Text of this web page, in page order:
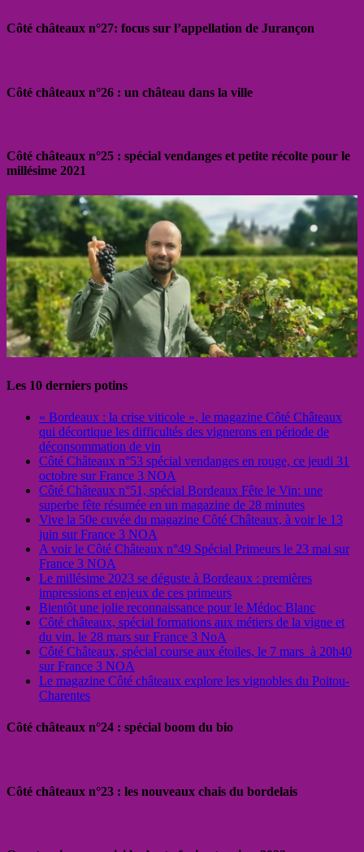
Côté châteaux n°27: focus sur l’appellation de Jurançon
Côté châteaux n°26 : un château dans la ville
Côté châteaux n°25 : spécial vendanges et petite récolte pour le
millésime 2021
Les 10 derniers potins
« Bordeaux : la crise viticole », le magazine Côté Châteaux
qui décortique les difficultés des vignerons en période de
déconsommation de vin
Côté Châteaux n°53 spécial vendanges en rouge, ce jeudi 31
octobre sur France 3 NOA
Côté Châteaux n°51, spécial Bordeaux Fête le Vin: une
superbe fête résumée en un magazine de 28 minutes
Vive la 50e cuvée du magazine Côté Châteaux, à voir le 13
juin sur France 3 NOA
A voir le Côté Châteaux n°49 Spécial Primeurs le 23 mai sur
France 3 NOA
Le millésime 2023 se déguste à Bordeaux : premières
impressions et enjeux de ces primeurs
Bientôt une jolie reconnaissance pour le Médoc Blanc
Côté châteaux, spécial formations aux métiers de la vigne et
du vin, le 28 mars sur France 3 NoA
Côté Châteaux, spécial course aux étoiles, le 7 mars à 20h40
sur France 3 NOA
Le magazine Côté châteaux explore les vignobles du Poitou-
Charentes
Côté châteaux n°24 : spécial boom du bio
Côté châteaux n°23 : les nouveaux chais du bordelais